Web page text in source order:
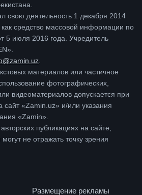
свою деятельность 1 декабря 2014
как средство массовой информации по
5 июля 2016 года. Учредитель
материалов или частичное
фотографических,
видеоматериалов допускается при
сайт «Zamin.uz» и/или указания
«Zamin».
публикациях на сайте,
не отражать точку зрения
Размещение рекламы